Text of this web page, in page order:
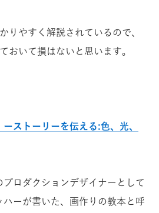
りやすく解説されているので、
おいて損はないと思います。
ストーリーを伝える:色、光、
プロダクションデザイナーとして
ハーが書いた、画作りの教本と呼